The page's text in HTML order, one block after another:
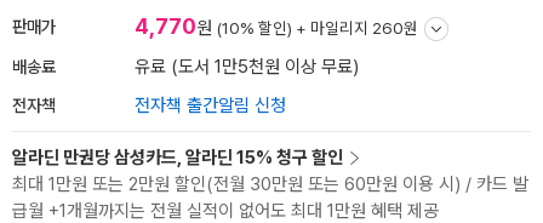
판매가 4,770원 (10% 할인) + 마일리지 260원
배송료 유료 (도서 1만5천원 이상 무료)
전자책 전자책 출간알림 신청
알라딘 만권당 삼성카드, 알라딘 15% 청구 할인
최대 1만원 또는 2만원 할인(전월 30만원 또는 60만원 이용 시) / 카드 발
급월 +1개월까지는 전월 실적이 없어도 최대 1만원 혜택 제공